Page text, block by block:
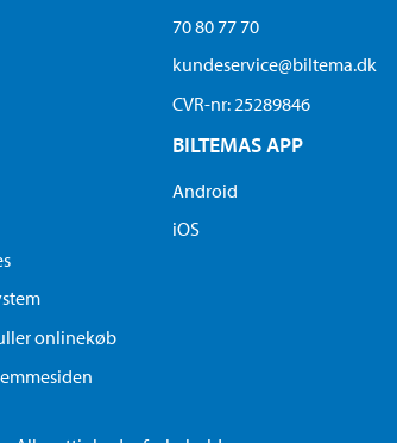
onlinekøb
70 80 77 70
kundeservice@biltema.dk
CVR-nr: 25289846
BILTEMAS APP
Android
iOS